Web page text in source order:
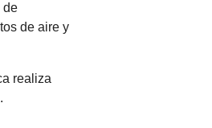
de
de aire y
realiza